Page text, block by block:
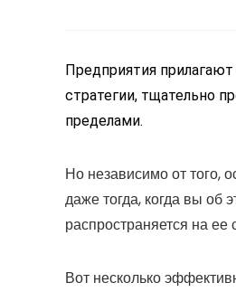
Предприятия
стратегии, тщательно
пределами.
Но независимо от того,
даже тогда, когда вы об
распространяется на
Вот несколько